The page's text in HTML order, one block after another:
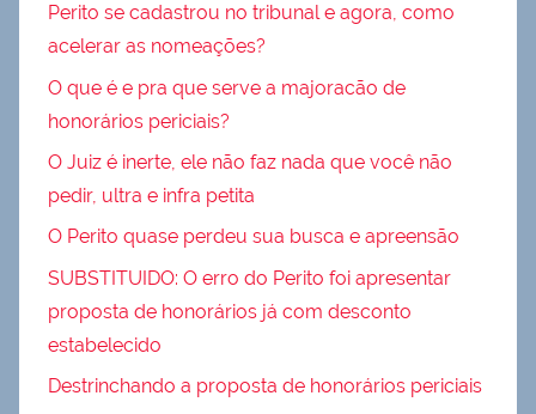
Perito se cadastrou no tribunal e agora, como
acelerar as nomeações?
O que é e pra que serve a majoracão de
honorários periciais?
O Juiz é inerte, ele não faz nada que você não
pedir, ultra e infra petita
O Perito quase perdeu sua busca e apreensão
SUBSTITUIDO: O erro do Perito foi apresentar
proposta de honorários já com desconto
estabelecido
Destrinchando a proposta de honorários periciais